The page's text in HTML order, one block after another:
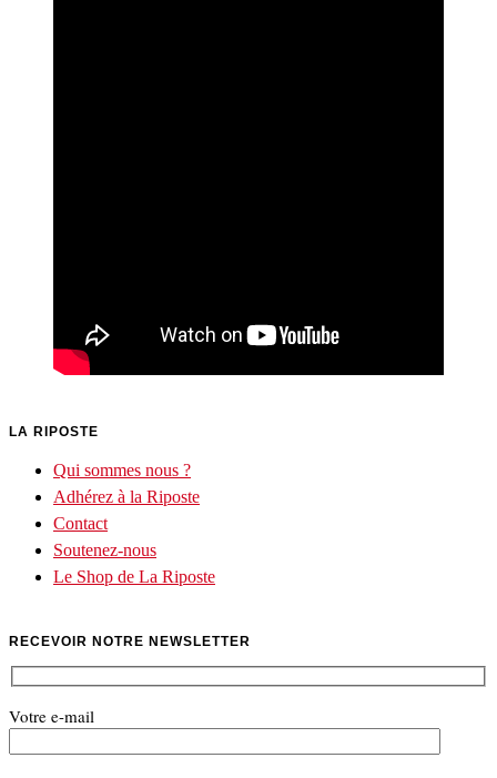
LA RIPOSTE
Qui sommes nous ?
Adhérez à la Riposte
Contact
Soutenez-nous
Le Shop de La Riposte
RECEVOIR NOTRE NEWSLETTER
Votre e-mail